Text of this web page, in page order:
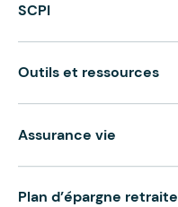
SCPI
Outils et ressources
Assurance vie
Plan d’épargne retraite